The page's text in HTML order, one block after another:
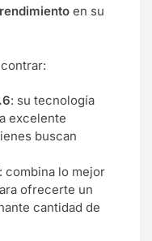
en su
: su tecnología
excelente
buscan
: combina lo mejor
ofrecerte un
cantidad de